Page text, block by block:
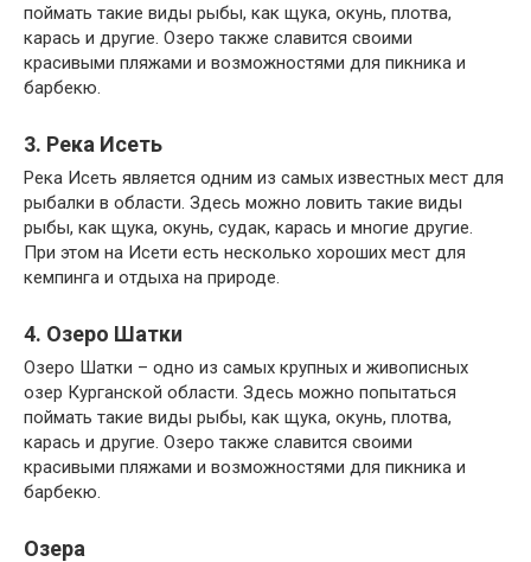
поймать такие виды рыбы, как щука, окунь, плотва,
карась и другие. Озеро также славится своими
красивыми пляжами и возможностями для пикника и
барбекю.
3. Река Исеть
Река Исеть является одним из самых известных мест для
рыбалки в области. Здесь можно ловить такие виды
рыбы, как щука, окунь, судак, карась и многие другие.
При этом на Исети есть несколько хороших мест для
кемпинга и отдыха на природе.
4. Озеро Шатки
Озеро Шатки – одно из самых крупных и живописных
озер Курганской области. Здесь можно попытаться
поймать такие виды рыбы, как щука, окунь, плотва,
карась и другие. Озеро также славится своими
красивыми пляжами и возможностями для пикника и
барбекю.
Озера